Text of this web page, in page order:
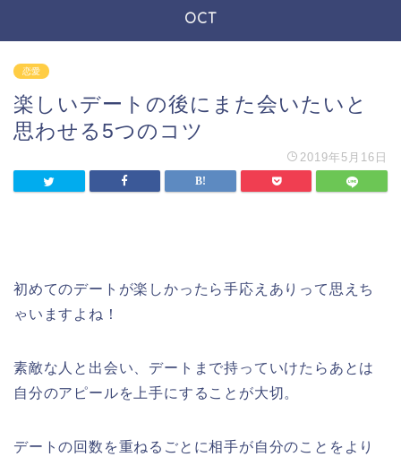
OCT
恋愛
楽しいデートの後にまた会いたいと
思わせる5つのコツ
2019年5月16日
初めてのデートが楽しかったら手応えありって思えち
ゃいますよね！
素敵な人と出会い、デートまで持っていけたらあとは
自分のアピールを上手にすることが大切。
デートの回数を重ねるごとに相手が自分のことをより